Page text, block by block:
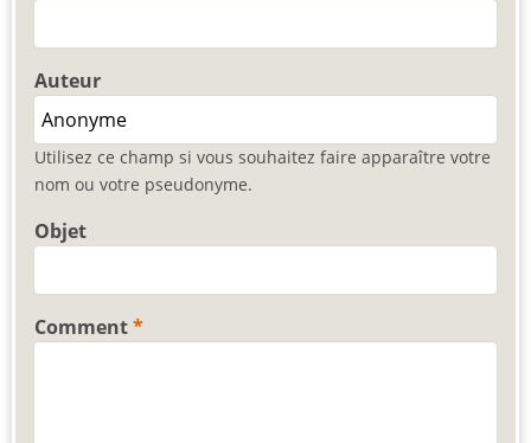
Auteur
Utilisez ce champ si vous souhaitez faire apparaître votre
nom ou votre pseudonyme.
Objet
Comment